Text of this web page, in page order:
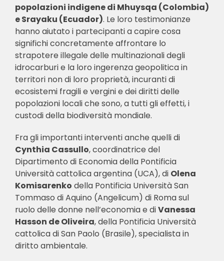
popolazioni indigene di Mhuysqa (Colombia)
e Srayaku (Ecuador). Le loro testimonianze
hanno aiutato i partecipanti a capire cosa
significhi concretamente affrontare lo
strapotere illegale delle multinazionali degli
idrocarburi e la loro ingerenza geopolitica in
territori non di loro proprietà, incuranti di
ecosistemi fragili e vergini e dei diritti delle
popolazioni locali che sono, a tutti gli effetti, i
custodi della biodiversità mondiale.
Fra gli importanti interventi anche quelli di
Cynthia Cassullo, coordinatrice del
Dipartimento di Economia della Pontificia
Università cattolica argentina (UCA), di Olena
Komisarenko della Pontificia Università San
Tommaso di Aquino (Angelicum) di Roma sul
ruolo delle donne nell’economia e diVanessa
Hasson de Oliveira, della Pontificia Università
cattolica di San Paolo (Brasile), specialista in
diritto ambientale.